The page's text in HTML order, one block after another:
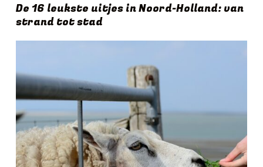
u
d
De 16 leukste uitjes in Noord-Holland: van
strand tot stad